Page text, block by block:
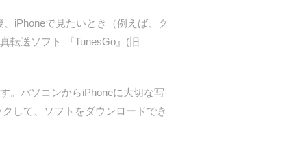
iPhoneで見たいとき（例えば、ク
転送ソフト 『TunesGo』(旧
。パソコンからiPhoneに大切な写
して、ソフトをダウンロードでき